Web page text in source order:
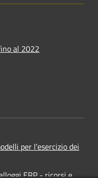
al 2022
per l'esercizio dei
ERP - ricorsi e